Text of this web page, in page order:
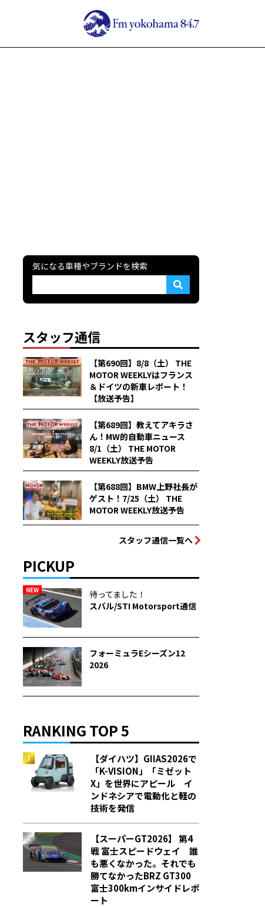
気になる車種やブランドを検索
スタッフ通信
【第690回】8/8（土） THE
MOTOR WEEKLYはフランス
＆ドイツの新車レポート！
【放送予告】
【第689回】教えてアキラさ
ん！MW的自動車ニュース
8/1（土） THE MOTOR
WEEKLY放送予告
【第688回】BMW上野社長が
ゲスト！7/25（土） THE
MOTOR WEEKLY放送予告
スタッフ通信一覧へ
PICKUP
NEW
待ってました！
スバル/STI Motorsport通信
フォーミュラEシーズン12
2026
RANKING TOP 5
【ダイハツ】GIIAS2026で
「K-VISION」「ミゼット
X」を世界にアピール イ
ンドネシアで電動化と軽の
技術を発信
【スーパーGT2026】 第4
戦 富士スピードウェイ 誰
も悪くなかった。それでも
勝てなかった――BRZ GT300
富士300kmインサイドレポ
ート